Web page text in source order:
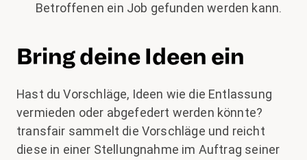
Betroffenen ein Job gefunden werden kann.
Bring deine Ideen ein
Hast du Vorschläge, Ideen wie die Entlassung
vermieden oder abgefedert werden könnte?
transfair sammelt die Vorschläge und reicht
diese in einer Stellungnahme im Auftrag seiner